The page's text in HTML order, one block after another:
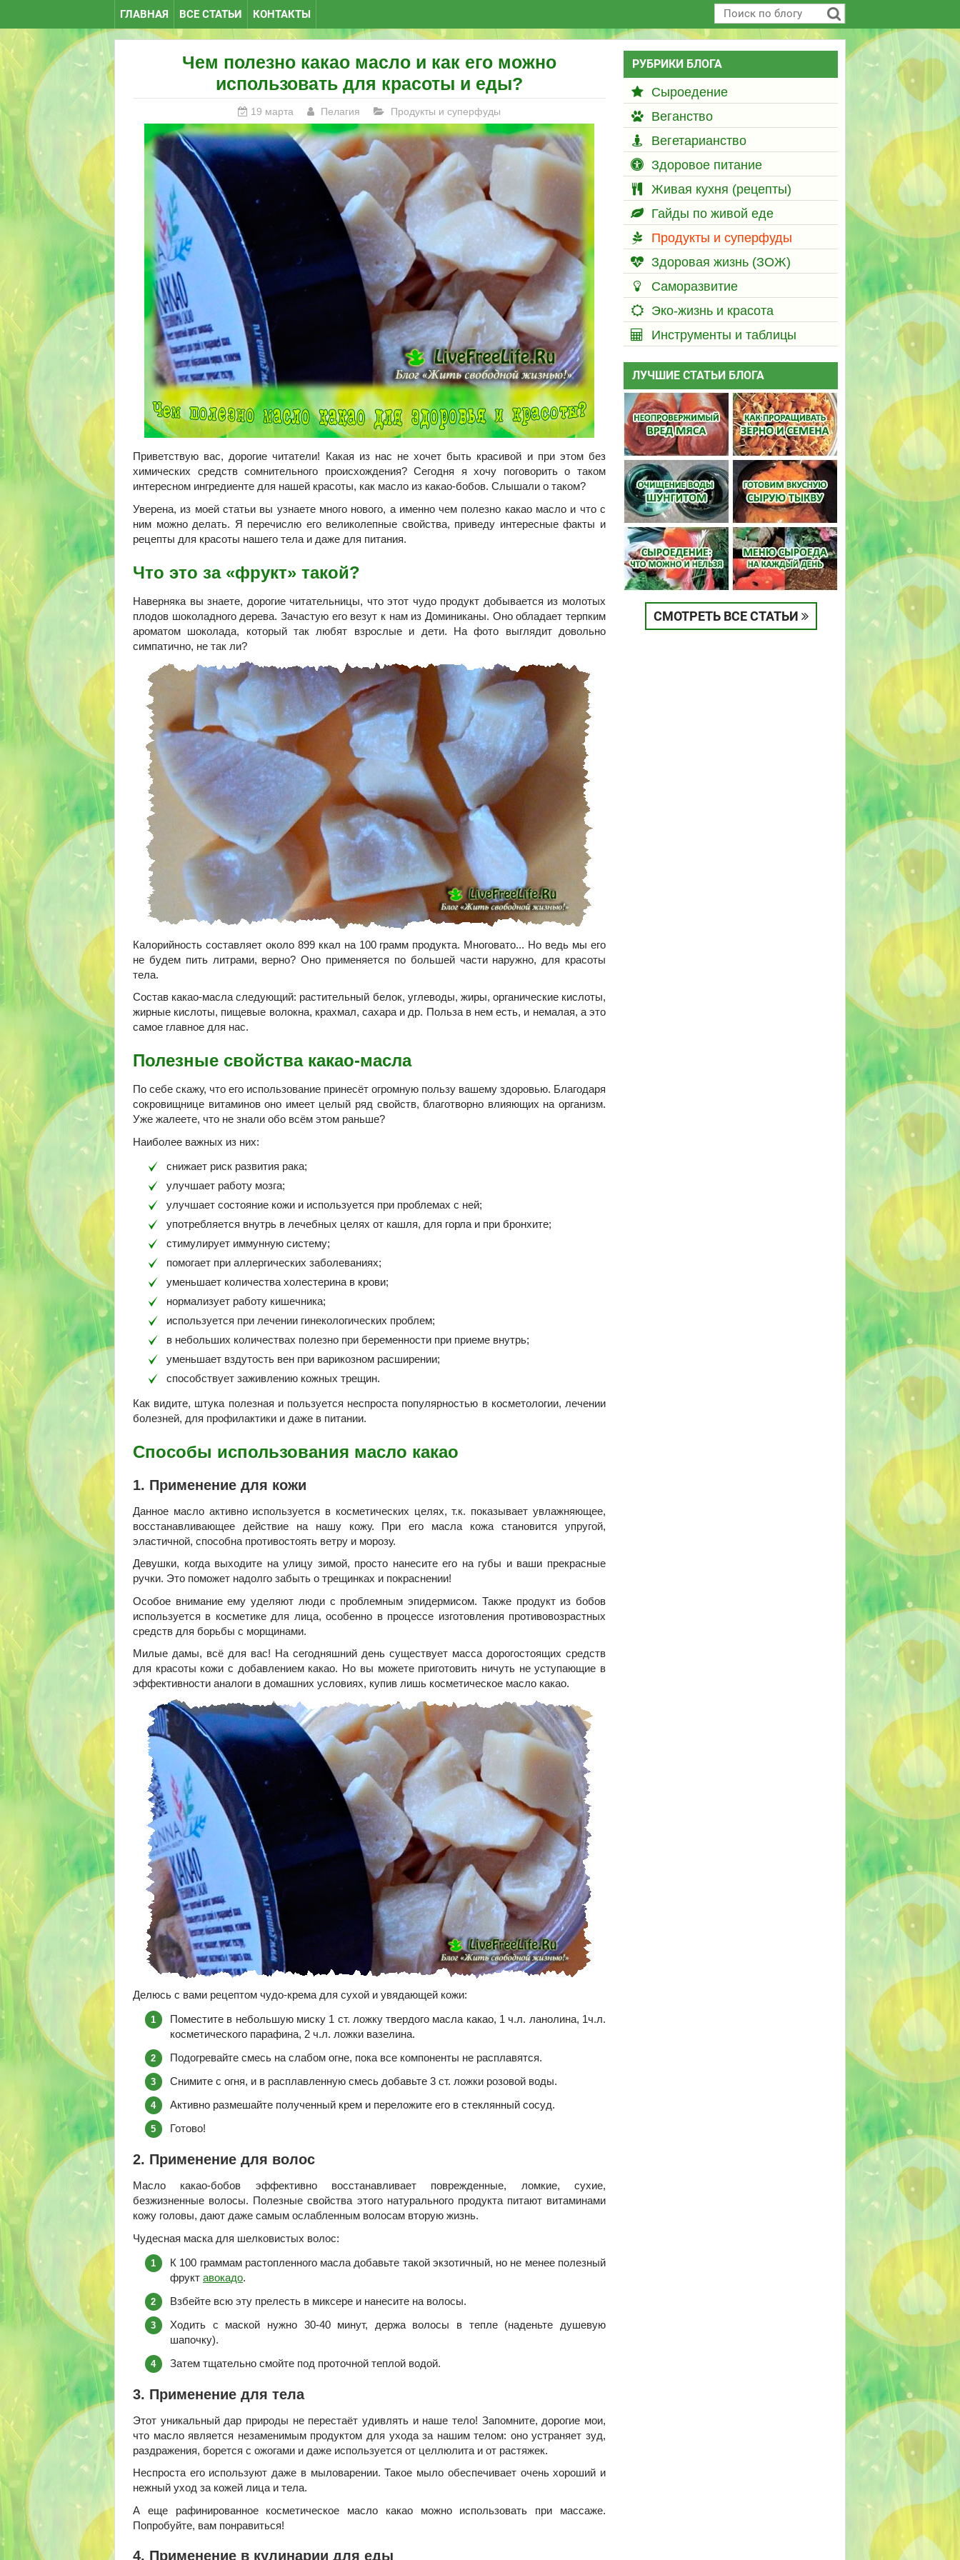
ГЛАВНАЯ ВСЕ СТАТЬИ КОНТАКТЫ
Чем полезно какао масло и как его можно
использовать для красоты и еды?
19 марта Пелагия Продукты и суперфуды
Приветствую вас, дорогие читатели! Какая из нас не хочет быть красивой и при этом без
химических средств сомнительного происхождения? Сегодня я хочу поговорить о таком
интересном ингредиенте для нашей красоты, как масло из какао-бобов. Слышали о таком?
Уверена, из моей статьи вы узнаете много нового, а именно чем полезно какао масло и что с
ним можно делать. Я перечислю его великолепные свойства, приведу интересные факты и
рецепты для красоты нашего тела и даже для питания.
Что это за «фрукт» такой?
Наверняка вы знаете, дорогие читательницы, что этот чудо продукт добывается из молотых
плодов шоколадного дерева. Зачастую его везут к нам из Доминиканы. Оно обладает терпким
ароматом шоколада, который так любят взрослые и дети. На фото выглядит довольно
симпатично, не так ли?
Калорийность составляет около 899 ккал на 100 грамм продукта. Многовато... Но ведь мы его
не будем пить литрами, верно? Оно применяется по большей части наружно, для красоты
тела.
Состав какао-масла следующий: растительный белок, углеводы, жиры, органические кислоты,
жирные кислоты, пищевые волокна, крахмал, сахара и др. Польза в нем есть, и немалая, а это
самое главное для нас.
Полезные свойства какао-масла
По себе скажу, что его использование принесёт огромную пользу вашему здоровью. Благодаря
сокровищнице витаминов оно имеет целый ряд свойств, благотворно влияющих на организм.
Уже жалеете, что не знали обо всём этом раньше?
Наиболее важных из них:
снижает риск развития рака;
улучшает работу мозга;
улучшает состояние кожи и используется при проблемах с ней;
употребляется внутрь в лечебных целях от кашля, для горла и при бронхите;
стимулирует иммунную систему;
помогает при аллергических заболеваниях;
уменьшает количества холестерина в крови;
нормализует работу кишечника;
используется при лечении гинекологических проблем;
в небольших количествах полезно при беременности при приеме внутрь;
уменьшает вздутость вен при варикозном расширении;
способствует заживлению кожных трещин.
Как видите, штука полезная и пользуется неспроста популярностью в косметологии, лечении
болезней, для профилактики и даже в питании.
Способы использования масло какао
1. Применение для кожи
Данное масло активно используется в косметических целях, т.к. показывает увлажняющее,
восстанавливающее действие на нашу кожу. При его масла кожа становится упругой,
эластичной, способна противостоять ветру и морозу.
Девушки, когда выходите на улицу зимой, просто нанесите его на губы и ваши прекрасные
ручки. Это поможет надолго забыть о трещинках и покраснении!
Особое внимание ему уделяют люди с проблемным эпидермисом. Также продукт из бобов
используется в косметике для лица, особенно в процессе изготовления противовозрастных
средств для борьбы с морщинами.
Милые дамы, всё для вас! На сегодняшний день существует масса дорогостоящих средств
для красоты кожи с добавлением какао. Но вы можете приготовить ничуть не уступающие в
эффективности аналоги в домашних условиях, купив лишь косметическое масло какао.
Делюсь с вами рецептом чудо-крема для сухой и увядающей кожи:
Поместите в небольшую миску 1 ст. ложку твердого масла какао, 1 ч.л. ланолина, 1ч.л.
косметического парафина, 2 ч.л. ложки вазелина.
Подогревайте смесь на слабом огне, пока все компоненты не расплавятся.
Снимите с огня, и в расплавленную смесь добавьте 3 ст. ложки розовой воды.
Активно размешайте полученный крем и переложите его в стеклянный сосуд.
Готово!
2. Применение для волос
Масло какао-бобов эффективно восстанавливает поврежденные, ломкие, сухие,
безжизненные волосы. Полезные свойства этого натурального продукта питают витаминами
кожу головы, дают даже самым ослабленным волосам вторую жизнь.
Чудесная маска для шелковистых волос:
К 100 граммам растопленного масла добавьте такой экзотичный, но не менее полезный
фрукт авокадо.
Взбейте всю эту прелесть в миксере и нанесите на волосы.
Ходить с маской нужно 30-40 минут, держа волосы в тепле (наденьте душевую
шапочку).
Затем тщательно смойте под проточной теплой водой.
3. Применение для тела
Этот уникальный дар природы не перестаёт удивлять и наше тело! Запомните, дорогие мои,
что масло является незаменимым продуктом для ухода за нашим телом: оно устраняет зуд,
раздражения, борется с ожогами и даже используется от целлюлита и от растяжек.
Неспроста его используют даже в мыловарении. Такое мыло обеспечивает очень хороший и
нежный уход за кожей лица и тела.
А еще рафинированное косметическое масло какао можно использовать при массаже.
Попробуйте, вам понравиться!
4. Применение в кулинарии для еды
РУБРИКИ БЛОГА
Сыроедение
Веганство
Вегетарианство
Здоровое питание
Живая кухня (рецепты)
Гайды по живой еде
Продукты и суперфуды
Здоровая жизнь (ЗОЖ)
Саморазвитие
Эко-жизнь и красота
Инструменты и таблицы
ЛУЧШИЕ СТАТЬИ БЛОГА
СМОТРЕТЬ ВСЕ СТАТЬИ